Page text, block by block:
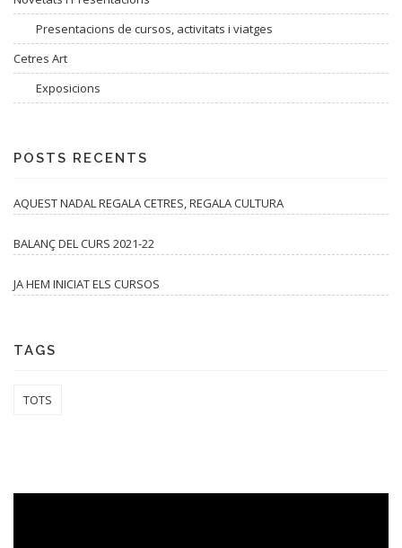
Presentacions de cursos, activitats i viatges
Cetres Art
Exposicions
POSTS RECENTS
AQUEST NADAL REGALA CETRES, REGALA CULTURA
BALANÇ DEL CURS 2021-22
JA HEM INICIAT ELS CURSOS
TAGS
TOTS